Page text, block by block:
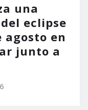
una
eclipse
agosto en
junto a